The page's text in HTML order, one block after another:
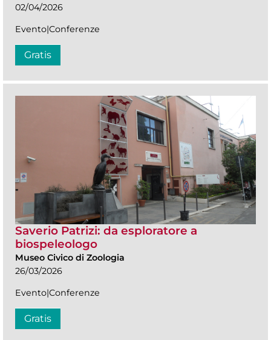
02/04/2026
Evento|Conferenze
Gratis
Saverio Patrizi: da esploratore a
biospeleologo
Museo Civico di Zoologia
26/03/2026
Evento|Conferenze
Gratis